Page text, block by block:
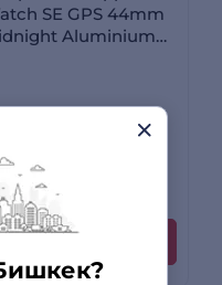
SE GPS 44mm
Aluminium
190сом